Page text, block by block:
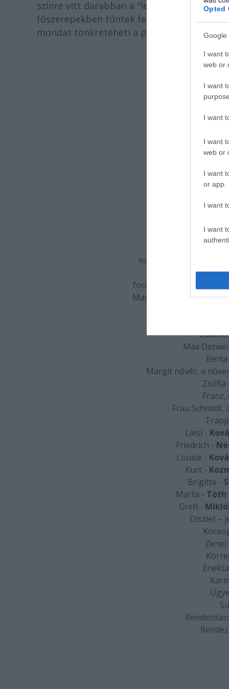
Opted
Google
I want
web or
I want
I want
I want
web or
I want
or app.
I want
I want
színre vitt darabban a "legkisebb
főszerepekben tűntek fel. Mint
mondat tönkreteheti a produkciót.
Richard Rodgers – Oscar
fordította:
Maria Reiner,
Elsa
Max
Margit nővér, a
Zsófia
Franz,
Frau Schmidt,
Liesl -
Friedrich -
Louise -
Kurt -
Brigitte -
Marta - Tóth
Gretl -
Díszlet –
Zenei